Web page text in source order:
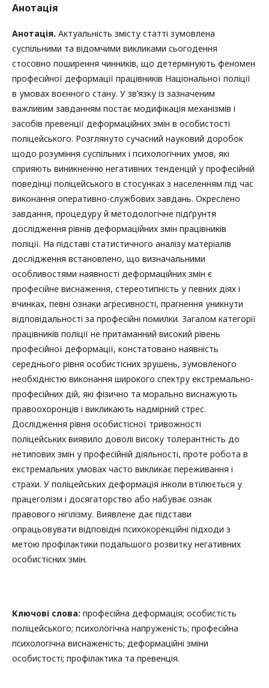
Анотація
Анотація. Актуальність змісту статті зумовлена
суспільними та відомчими викликами сьогодення
стосовно поширення чинників, що детермінують феномен
професійної деформації працівників Національної поліції
в умовах воєнного стану. У зв’язку із зазначеним
важливим завданням постає модифікація механізмів і
засобів превенції деформаційних змін в особистості
поліцейського. Розглянуто сучасний науковий доробок
щодо розуміння суспільних і психологічних умов, які
сприяють виникненню негативних тенденцій у професійній
поведінці поліцейського в стосунках з населенням під час
виконання оперативно-службових завдань. Окреслено
завдання, процедуру й методологічне підґрунтя
дослідження рівнів деформаційних змін працівників
поліції. На підставі статистичного аналізу матеріалів
дослідження встановлено, що визначальними
особливостями наявності деформаційних змін є
професійне виснаження, стереотипність у певних діях і
вчинках, певні ознаки агресивності, прагнення уникнути
відповідальності за професійні помилки. Загалом категорії
працівників поліції не притаманний високий рівень
професійної деформації, констатовано наявність
середнього рівня особистісних зрушень, зумовленого
необхідністю виконання широкого спектру екстремально-
професійних дій, які фізично та морально виснажують
правоохоронців і викликають надмірний стрес.
Дослідження рівня особистісної тривожності
поліцейських виявило доволі високу толерантність до
нетипових змін у професійній діяльності, проте робота в
екстремальних умовах часто викликає переживання і
страхи. У поліцейських деформація інколи втілюється у
працеголізм і досягаторство або набуває ознак
правового нігілізму. Виявлене дає підстави
опрацьовувати відповідні психокорекційні підходи з
метою профілактики подальшого розвитку негативних
особистісних змін.
Ключові слова: професійна деформація; особистість
поліцейського; психологічна напруженість; професійна
психологічна виснаженість; деформаційні зміни
особистості; профілактика та превенція.